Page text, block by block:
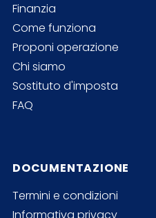
Finanzia
Come funziona
Proponi operazione
Chi siamo
Sostituto d'imposta
FAQ
DOCUMENTAZIONE
Termini e condizioni